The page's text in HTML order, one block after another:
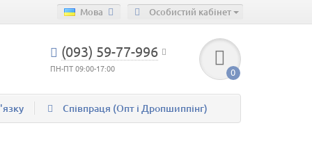
Особистий кабінет
Мова
(093) 59-77-996
ПН-ПТ 09:00-17:00 0
Співпраця (Опт і Дропшиппінг)